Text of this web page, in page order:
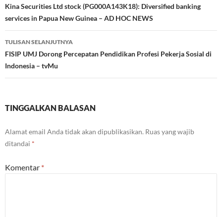
Tulisan
Kina Securities Ltd stock (PG000A143K18): Diversified banking
services in Papua New Guinea – AD HOC NEWS
TULISAN SELANJUTNYA
FISIP UMJ Dorong Percepatan Pendidikan Profesi Pekerja Sosial di
Indonesia – tvMu
TINGGALKAN BALASAN
Alamat email Anda tidak akan dipublikasikan. Ruas yang wajib
ditandai *
Komentar *